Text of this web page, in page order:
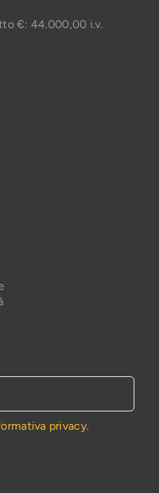
€: 44.000,00 i.v.
privacy.